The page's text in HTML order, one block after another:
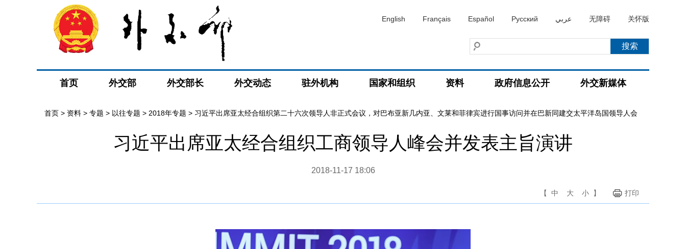
English Français Español Русский عربي 无障碍 关怀版
首页 外交部 外交部长 外交动态 驻外机构 国家和组织 资料 政府信息公开 外交新媒体
首页 > 资料 > 专题 > 以往专题 > 2018年专题 > 习近平出席亚太经合组织第二十六次领导人非正式会议，对巴布亚新几内亚、文莱和菲律宾进行国事访问并在巴新同建交太平洋岛国领导人会
习近平出席亚太经合组织工商领导人峰会并发表主旨演讲
2018-11-17 18:06
【 中 大 小 】 打印